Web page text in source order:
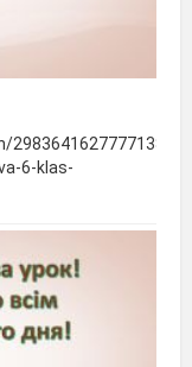
6-klas-